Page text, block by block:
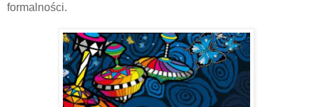
formalności.